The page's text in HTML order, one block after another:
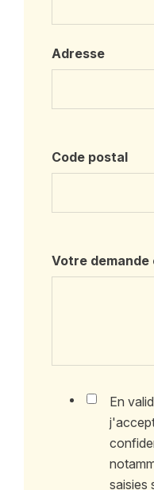
Adresse
Code postal
Votre
En
saisies